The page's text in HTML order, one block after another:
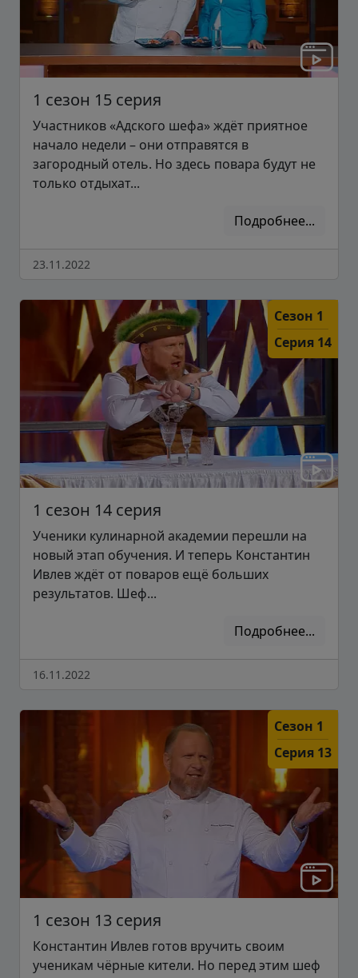
1 сезон 15 серия
Участников «Адского шефа» ждёт приятное
начало недели – они отправятся в
загородный отель. Но здесь повара будут не
только отдыхат...
Подробнее...
23.11.2022
Сезон 1
Серия 14
1 сезон 14 серия
Ученики кулинарной академии перешли на
новый этап обучения. И теперь Константин
Ивлев ждёт от поваров ещё больших
результатов. Шеф...
Подробнее...
16.11.2022
Сезон 1
Серия 13
1 сезон 13 серия
Константин Ивлев готов вручить своим
ученикам чёрные кители. Но перед этим шеф